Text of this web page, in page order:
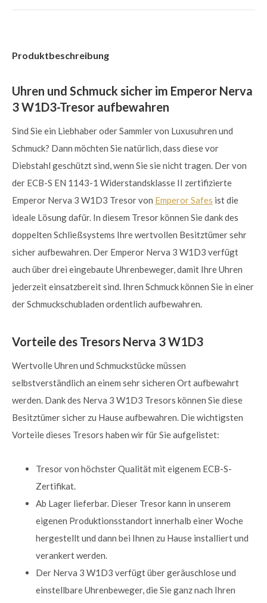
Produktbeschreibung
Uhren und Schmuck sicher im Emperor Nerva
3 W1D3-Tresor aufbewahren
Sind Sie ein Liebhaber oder Sammler von Luxusuhren und
Schmuck? Dann möchten Sie natürlich, dass diese vor
Diebstahl geschützt sind, wenn Sie sie nicht tragen. Der von
der ECB-S EN 1143-1 Widerstandsklasse II zertifizierte
Emperor Nerva 3 W1D3 Tresor von Emperor Safes ist die
ideale Lösung dafür. In diesem Tresor können Sie dank des
doppelten Schließsystems Ihre wertvollen Besitztümer sehr
sicher aufbewahren. Der Emperor Nerva 3 W1D3 verfügt
auch über drei eingebaute Uhrenbeweger, damit Ihre Uhren
jederzeit einsatzbereit sind. Ihren Schmuck können Sie in einer
der Schmuckschubladen ordentlich aufbewahren.
Vorteile des Tresors Nerva 3 W1D3
Wertvolle Uhren und Schmuckstücke müssen
selbstverständlich an einem sehr sicheren Ort aufbewahrt
werden. Dank des Nerva 3 W1D3 Tresors können Sie diese
Besitztümer sicher zu Hause aufbewahren. Die wichtigsten
Vorteile dieses Tresors haben wir für Sie aufgelistet:
Tresor von höchster Qualität mit eigenem ECB-S-
Zertifikat.
Ab Lager lieferbar. Dieser Tresor kann in unserem
eigenen Produktionsstandort innerhalb einer Woche
hergestellt und dann bei Ihnen zu Hause installiert und
verankert werden.
Der Nerva 3 W1D3 verfügt über geräuschlose und
einstellbare Uhrenbeweger, die Sie ganz nach Ihren